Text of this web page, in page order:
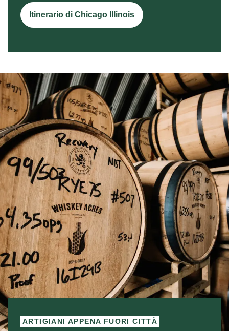
Itinerario di Chicago Illinois
ARTIGIANI APPENA FUORI CITTÀ